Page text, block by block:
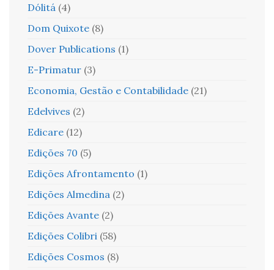
Dólitá (4)
Dom Quixote (8)
Dover Publications (1)
E-Primatur (3)
Economia, Gestão e Contabilidade (21)
Edelvives (2)
Edicare (12)
Edições 70 (5)
Edições Afrontamento (1)
Edições Almedina (2)
Edições Avante (2)
Edições Colibri (58)
Edições Cosmos (8)